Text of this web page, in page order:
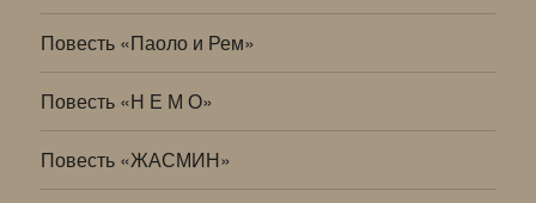
Повесть «Паоло и Рем»
Повесть «Н Е М О»
Повесть «ЖАСМИН»